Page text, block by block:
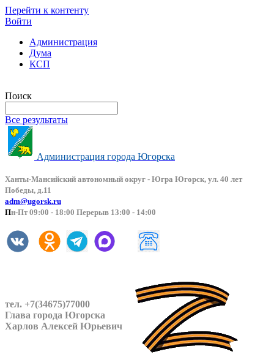
Перейти к контенту
Войти
Администрация
Дума
КСП
Поиск
Все результаты
Администрация города Югорска
Ханты-Мансийский автономный округ - Югра Югорск, ул. 40 лет
Победы, д.11
adm@ugorsk.ru
Пн-Пт 09:00 - 18:00 Перерыв 13:00 - 14:00
тел. +7(34675)77000
Глава города Югорска
Харлов Алексей Юрьевич